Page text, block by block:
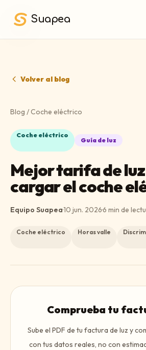
Suapea
Volver al blog
Blog /Coche eléctrico
Coche eléctrico
Guía de luz
Mejor tarifa de
cargar el coche
Equipo Suapea·10 jun. 2026·6 min de
Coche eléctrico Horas valle
Comprueba tu
Sube el PDF de tu factura de luz y
con tus datos reales, no con